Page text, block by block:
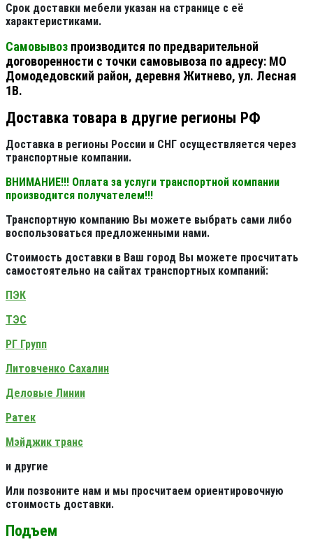
Срок доставки мебели указан на странице с её
характеристиками.
Самовывоз производится по предварительной
договоренности с точки самовывоза по адресу: МО
Домодедовский район, деревня Житнево, ул. Лесная
1В.
Доставка товара в другие регионы РФ
Доставка в регионы России и СНГ осуществляется через
транспортные компании.
ВНИМАНИЕ!!! Оплата за услуги транспортной компании
производится получателем!!!
Транспортную компанию Вы можете выбрать сами либо
воспользоваться предложенными нами.
Стоимость доставки в Ваш город Вы можете просчитать
самостоятельно на сайтах транспортных компаний:
ПЭК
ТЭС
РГ Групп
Литовченко Сахалин
Деловые Линии
Ратек
Мэйджик транс
и другие
Или позвоните нам и мы просчитаем ориентировочную
стоимость доставки.
Подъем